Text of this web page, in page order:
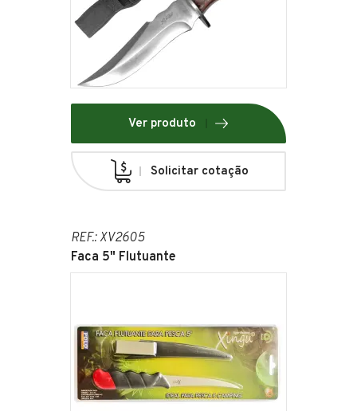
Ver produto
Solicitar cotação
REF.: XV2605
Faca 5" Flutuante